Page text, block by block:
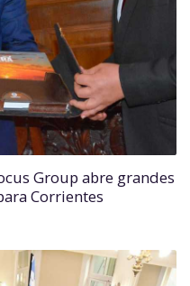
Group abre grandes
Corrientes